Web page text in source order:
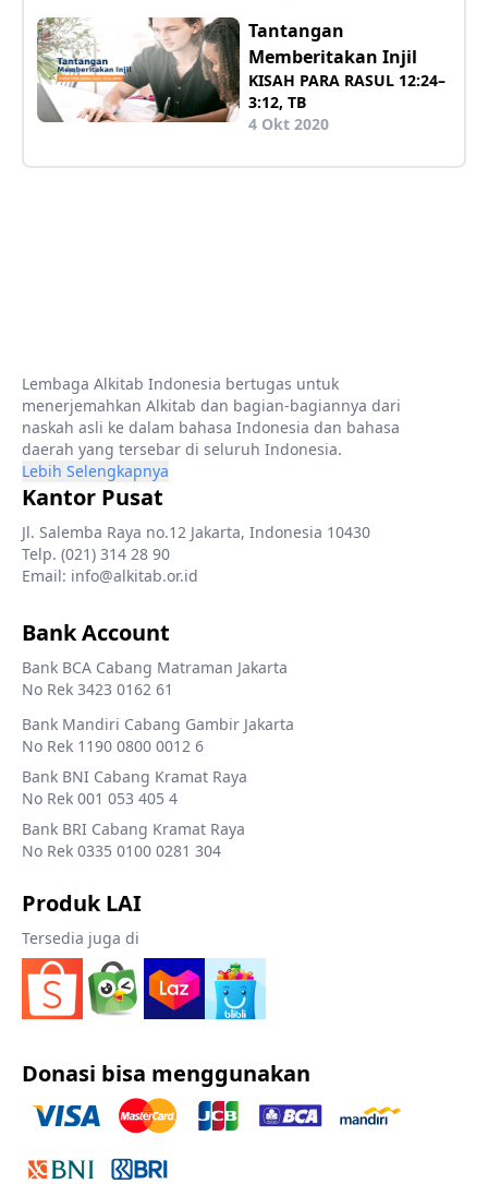
Tantangan
Memberitakan Injil
KISAH PARA RASUL 12:24–
3:12, TB
4 Okt 2020
Lembaga Alkitab Indonesia bertugas untuk
menerjemahkan Alkitab dan bagian-bagiannya dari
naskah asli ke dalam bahasa Indonesia dan bahasa
daerah yang tersebar di seluruh Indonesia.
Lebih Selengkapnya
Kantor Pusat
Jl. Salemba Raya no.12 Jakarta, Indonesia 10430
Telp. (021) 314 28 90
Email: info@alkitab.or.id
Bank Account
Bank BCA Cabang Matraman Jakarta
No Rek 3423 0162 61
Bank Mandiri Cabang Gambir Jakarta
No Rek 1190 0800 0012 6
Bank BNI Cabang Kramat Raya
No Rek 001 053 405 4
Bank BRI Cabang Kramat Raya
No Rek 0335 0100 0281 304
Produk LAI
Tersedia juga di
Donasi bisa menggunakan